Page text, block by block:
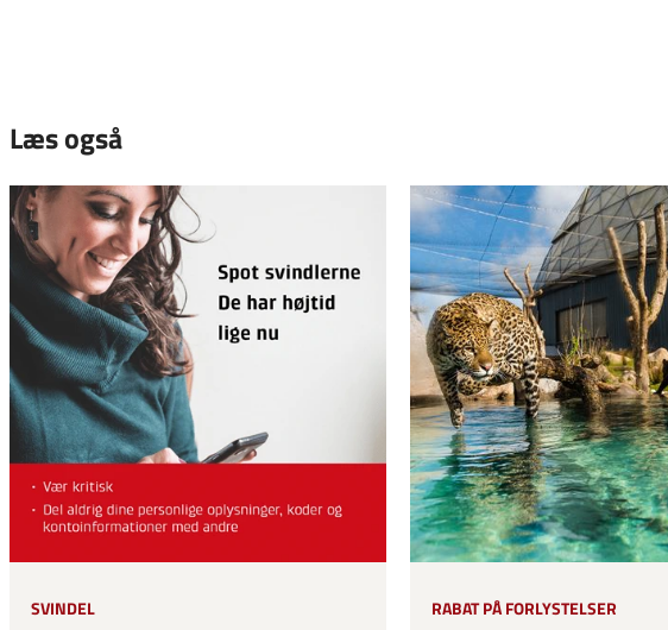
Læs også
SVINDEL RABAT PÅ FORLYSTELSER